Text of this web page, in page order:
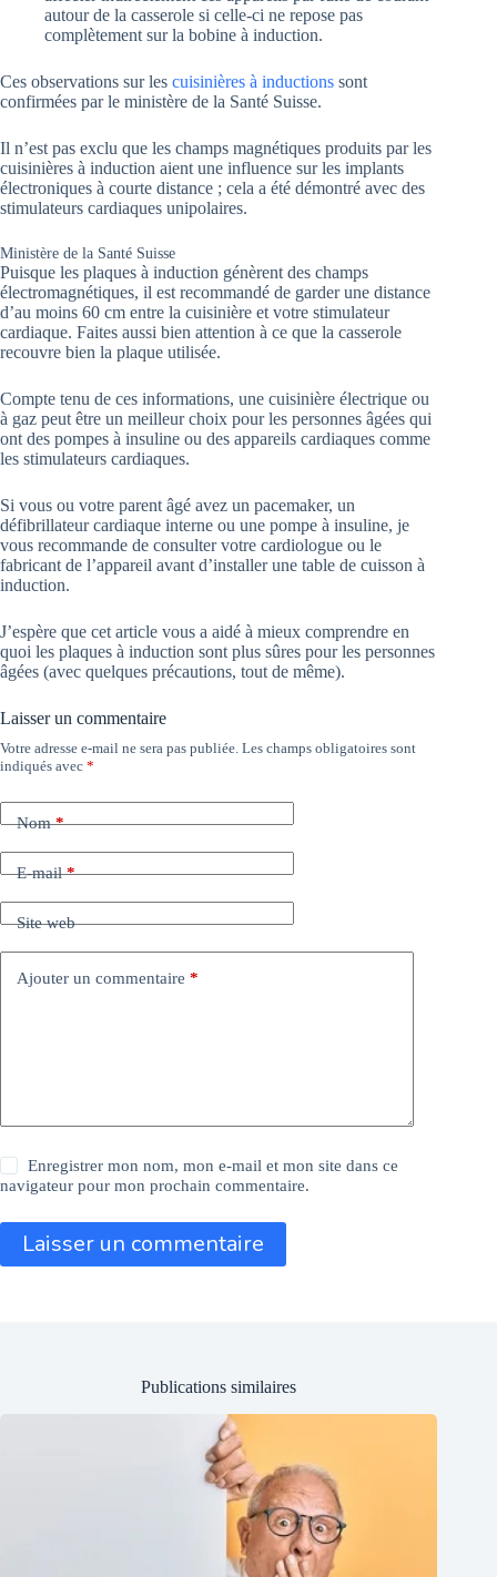
autour de la casserole si celle-ci ne repose pas
complètement sur la bobine à induction.
Ces observations sur les cuisinières à inductions sont
confirmées par le ministère de la Santé Suisse.
Il n’est pas exclu que les champs magnétiques produits par les
cuisinières à induction aient une influence sur les implants
électroniques à courte distance ; cela a été démontré avec des
stimulateurs cardiaques unipolaires.
Ministère de la Santé Suisse
Puisque les plaques à induction génèrent des champs
électromagnétiques, il est recommandé de garder une distance
d’au moins 60 cm entre la cuisinière et votre stimulateur
cardiaque. Faites aussi bien attention à ce que la casserole
recouvre bien la plaque utilisée.
Compte tenu de ces informations, une cuisinière électrique ou
à gaz peut être un meilleur choix pour les personnes âgées qui
ont des pompes à insuline ou des appareils cardiaques comme
les stimulateurs cardiaques.
Si vous ou votre parent âgé avez un pacemaker, un
défibrillateur cardiaque interne ou une pompe à insuline, je
vous recommande de consulter votre cardiologue ou le
fabricant de l’appareil avant d’installer une table de cuisson à
induction.
J’espère que cet article vous a aidé à mieux comprendre en
quoi les plaques à induction sont plus sûres pour les personnes
âgées (avec quelques précautions, tout de même).
Laisser un commentaire
Votre adresse e-mail ne sera pas publiée. Les champs obligatoires sont
indiqués avec *
Nom*
E-mail*
Site web
Ajouter un commentaire *
Enregistrer mon nom, mon e-mail et mon site dans ce
navigateur pour mon prochain commentaire.
Laisser un commentaire
Publications similaires